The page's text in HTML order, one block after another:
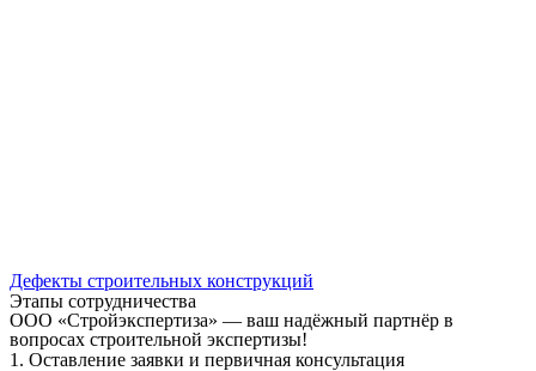
Дефекты строительных конструкций
Этапы сотрудничества
ООО «Стройэкспертиза» — ваш надёжный партнёр в
вопросах строительной экспертизы!
1. Оставление заявки и первичная консультация